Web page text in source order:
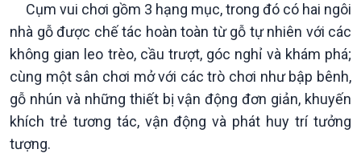
Giới thiệu
Thời sự
Thời sự 6h
Thời sự 18h
Thời sự 21h30
Cụm vui chơi gồm 3 hạng mục, trong đó có hai ngôi
nhà gỗ được chế tác hoàn toàn từ gỗ tự nhiên với các
không gian leo trèo, cầu trượt, góc nghỉ và khám phá;
cùng một sân chơi mở với các trò chơi như bập bênh,
gỗ nhún và những thiết bị vận động đơn giản, khuyến
khích trẻ tương tác, vận động và phát huy trí tưởng
tượng.